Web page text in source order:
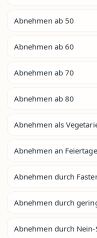
Abnehmen ab 50
Abnehmen ab 60
Abnehmen ab 70
Abnehmen ab 80
Abnehmen als
Abnehmen an
Abnehmen durch
Abnehmen durch
Abnehmen durch Nein-